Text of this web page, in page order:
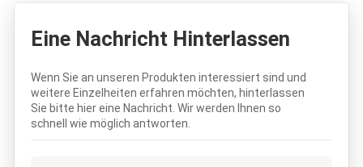
Eine Nachricht Hinterlassen
Wenn Sie an unseren Produkten interessiert sind und
weitere Einzelheiten erfahren möchten, hinterlassen
Sie bitte hier eine Nachricht. Wir werden Ihnen so
schnell wie möglich antworten.